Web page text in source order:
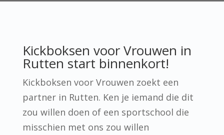
Kickboksen voor Vrouwen in
Rutten start binnenkort!
Kickboksen voor Vrouwen zoekt een
partner in Rutten. Ken je iemand die dit
zou willen doen of een sportschool die
misschien met ons zou willen